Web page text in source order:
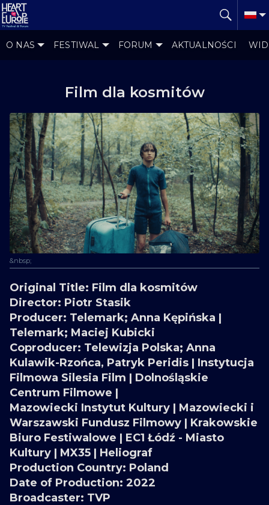
O NAS FESTIWAL FORUM AKTUALNOŚCI
Film dla kosmitów
&nbsp;
Original Title: Film dla kosmitów
Director: Piotr Stasik
Producer: Telemark; Anna Kępińska |
Telemark; Maciej Kubicki
Coproducer: Telewizja Polska; Anna
Kulawik-Rzońca, Patryk Peridis | Instytucja
Filmowa Silesia Film | Dolnośląskie
Centrum Filmowe |
Mazowiecki Instytut Kultury | Mazowiecki i
Warszawski Fundusz Filmowy | Krakowskie
Biuro Festiwalowe | EC1 Łódź - Miasto
Kultury | MX35 | Heliograf
Production Country: Poland
Date of Production: 2022
Broadcaster: TVP